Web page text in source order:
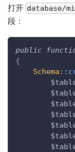
打开 database/
段：
public
{
Schema ::